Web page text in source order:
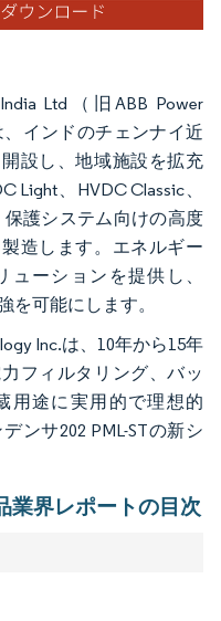
Ltd（旧ABB Power
、インドのチェンナイ近
設し、地域施設を拡充
Light、HVDC Classic、
保護システム向けの高度
造します。エネルギー
ーションを提供し、
を可能にします。
Inc.は、10年から15年
フィルタリング、バッ
用途に実用的で理想的
ンサ202 PML-STの新シ
業界レポートの目次